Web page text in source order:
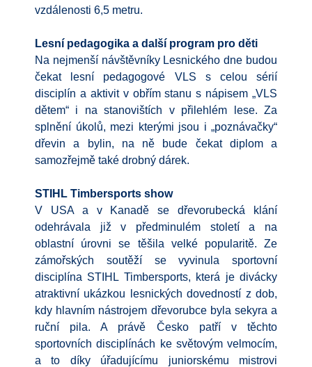
vzdálenosti 6,5 metru.
Lesní pedagogika a další program pro děti
Na nejmenší návštěvníky Lesnického dne budou
čekat lesní pedagogové VLS s celou sérií
disciplín a aktivit v obřím stanu s nápisem „VLS
dětem“ i na stanovištích v přilehlém lese. Za
splnění úkolů, mezi kterými jsou i „poznávačky“
dřevin a bylin, na ně bude čekat diplom a
samozřejmě také drobný dárek.
STIHL Timbersports show
V USA a v Kanadě se dřevorubecká klání
odehrávala již v předminulém století a na
oblastní úrovni se těšila velké popularitě. Ze
zámořských soutěží se vyvinula sportovní
disciplína STIHL Timbersports, která je divácky
atraktivní ukázkou lesnických dovedností z dob,
kdy hlavním nástrojem dřevorubce byla sekyra a
ruční pila. A právě Česko patří v těchto
sportovních disciplínách ke světovým velmocím,
a to díky úřadujícímu juniorskému mistrovi